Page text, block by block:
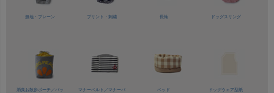
無地・プレーン プリント・刺繍 長袖 ドッグスリング
消臭お散歩ポーチ／バッ
マナーベルト／ マナーパ
ベッド ドッグウェア型紙